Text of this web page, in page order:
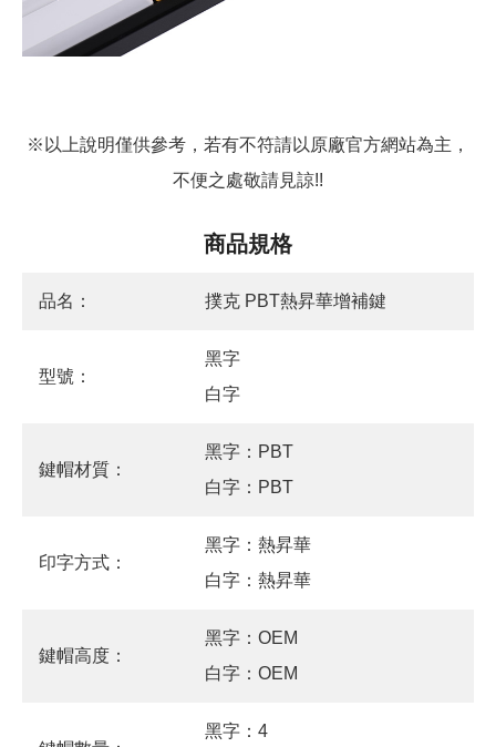
※以上說明僅供參考，若有不符請以原廠官方網站為主，
不便之處敬請見諒!!
商品規格
品名： 撲克 PBT熱昇華增補鍵
型號：
黑字
白字
鍵帽材質：
黑字：PBT
白字：PBT
印字方式：
黑字：熱昇華
白字：熱昇華
鍵帽高度：
黑字：OEM
白字：OEM
黑字：4